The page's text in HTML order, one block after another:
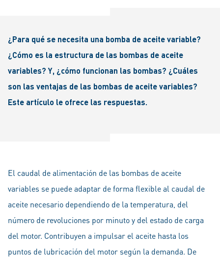
¿Para qué se necesita una bomba de aceite variable?
¿Cómo es la estructura de las bombas de aceite
variables? Y, ¿cómo funcionan las bombas? ¿Cuáles
son las ventajas de las bombas de aceite variables?
Este artículo le ofrece las respuestas.
El caudal de alimentación de las bombas de aceite
variables se puede adaptar de forma flexible al caudal de
aceite necesario dependiendo de la temperatura, del
número de revoluciones por minuto y del estado de carga
del motor. Contribuyen a impulsar el aceite hasta los
puntos de lubricación del motor según la demanda. De